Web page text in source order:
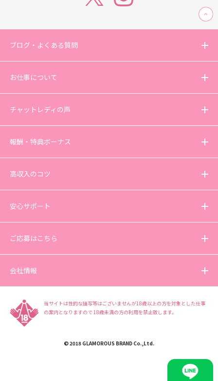
ブログ・よくある質問
お仕事について
チャットレディの声
報酬・特典ボーナス
高収入のコツ
安心サポート
ご応募はこちら
会社情報
当サイトは性的な描写等はございませんが18歳以上の方を対象とした仕事
の案内となりますので18歳未満の方の利用を禁止致します。
© 2018 GLAMOROUS BRAND Co.,Ltd.